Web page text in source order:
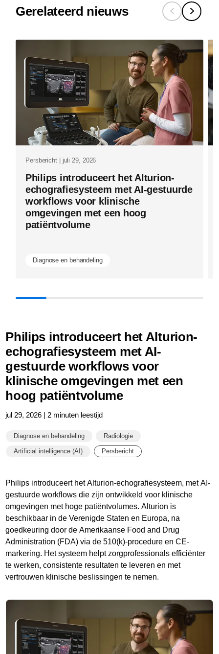
beter-
er-
zit-
waarde-
in-
het-
versnellen-
Gerelateerd nieuws
Persbericht | juli 29, 2026
Philips introduceert het Alturion-
echografiesysteem met AI-gestuurde
workflows voor klinische
omgevingen met een hoog
patiëntvolume
Diagnose en behandeling
Philips introduceert het Alturion-
echografiesysteem met AI-
gestuurde workflows voor
klinische omgevingen met een
hoog patiëntvolume
jul 29, 2026 | 2 minuten leestijd
Diagnose en behandeling Radiologie
Artificial intelligence (AI) Persbericht
Philips introduceert het Alturion-echografiesysteem, met AI-
gestuurde workflows die zijn ontwikkeld voor klinische
omgevingen met hoge patiëntvolumes. Alturion is
beschikbaar in de Verenigde Staten en Europa, na
goedkeuring door de Amerikaanse Food and Drug
Administration (FDA) via de 510(k)-procedure en CE-
markering. Het systeem helpt zorgprofessionals efficiënter
te werken, consistente resultaten te leveren en met
vertrouwen klinische beslissingen te nemen.